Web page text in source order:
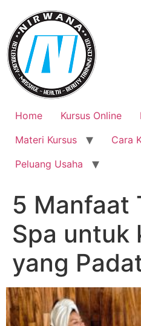
content
Home Kursus Online
Materi Kursus
Cara
Peluang Usaha
5 Manfaat
Spa untuk
yang